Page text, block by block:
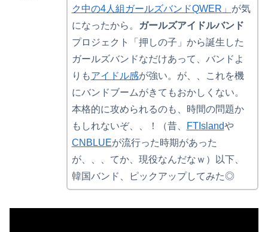
ク中の4人組ガールズバンドQWER」 が気
になったから。
ガールズアイドルバンド
プロジェクト「押しの子」から誕生した
ガールズバンドなだけあって、バンドよ
りもアイドル感が強い。が、、これを機
にバンドブームがきてもおかしくない。
本格的に攻められるのも、時間の問題か
もしれないぞ、、！（昔、
FTIslandや
CNBLUEが流行った時期があった
が、、、てか、現役なんだなｗ）以下、
韓国バンド、ピックアップしてみた◎